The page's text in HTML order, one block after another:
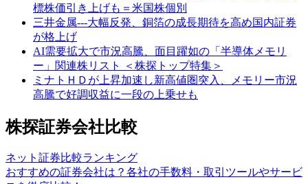
標株価引き上げも＝米国株個別
三井金属---大幅反発、銅箔の成長期待を高め国内証券
が格上げ
AI需要拡大で市況高騰、面目躍如の「半導体メモリ
ー」関連株リスト ＜株探トップ特集＞
ミナトＨＤが上昇加速し新高値圏突入、メモリー市況
高騰で好調収益に一段の上乗せも
株探証券会社比較
ネット証券比較ランキング
おすすめの証券会社は？各社の手数料・取引ツールやサービ